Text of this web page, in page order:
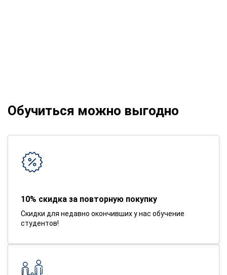
Обучиться можно выгодно
10% скидка за повторную покупку
Скидки для недавно окончивших у нас обучение
студентов!